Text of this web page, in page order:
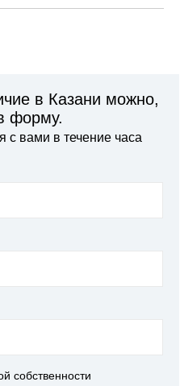
в Казани можно,
форму.
вами в течение часа
собственности